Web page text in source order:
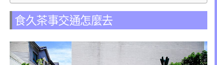
食久茶事交通怎麼去